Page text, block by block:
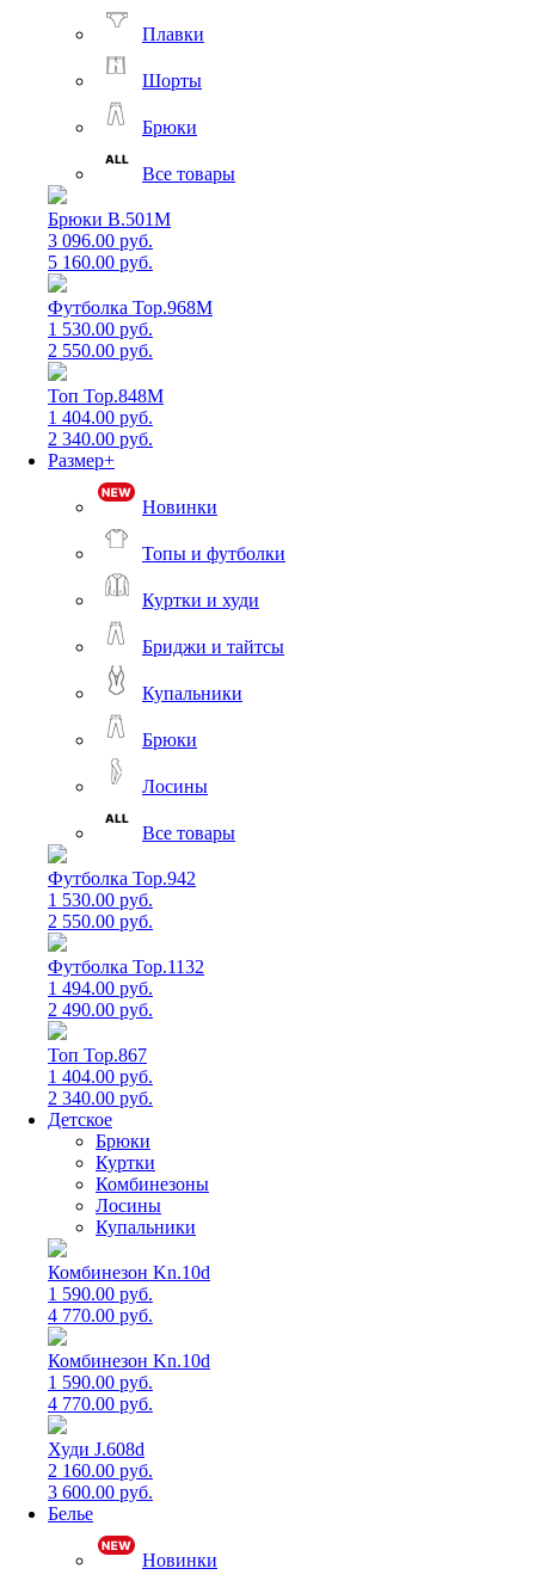
Плавки
Шорты
Брюки
Все товары
Брюки B.501M
3 096.00 руб.
5 160.00 руб.
Футболка Top.968M
1 530.00 руб.
2 550.00 руб.
Топ Top.848M
1 404.00 руб.
2 340.00 руб.
Размер+
Новинки
Топы и футболки
Куртки и худи
Бриджи и тайтсы
Купальники
Брюки
Лосины
Все товары
Футболка Top.942
1 530.00 руб.
2 550.00 руб.
Футболка Top.1132
1 494.00 руб.
2 490.00 руб.
Топ Top.867
1 404.00 руб.
2 340.00 руб.
Детское
Брюки
Куртки
Комбинезоны
Лосины
Купальники
Комбинезон Kn.10d
1 590.00 руб.
4 770.00 руб.
Комбинезон Kn.10d
1 590.00 руб.
4 770.00 руб.
Худи J.608d
2 160.00 руб.
3 600.00 руб.
Белье
Новинки